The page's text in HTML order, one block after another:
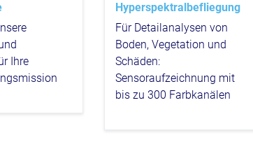
Ihre
Hyperspektralbefliegung
Für Detailanalysen von
Boden, Vegetation und
Schäden:
Sensoraufzeichnung mit
bis zu 300 Farbkanälen